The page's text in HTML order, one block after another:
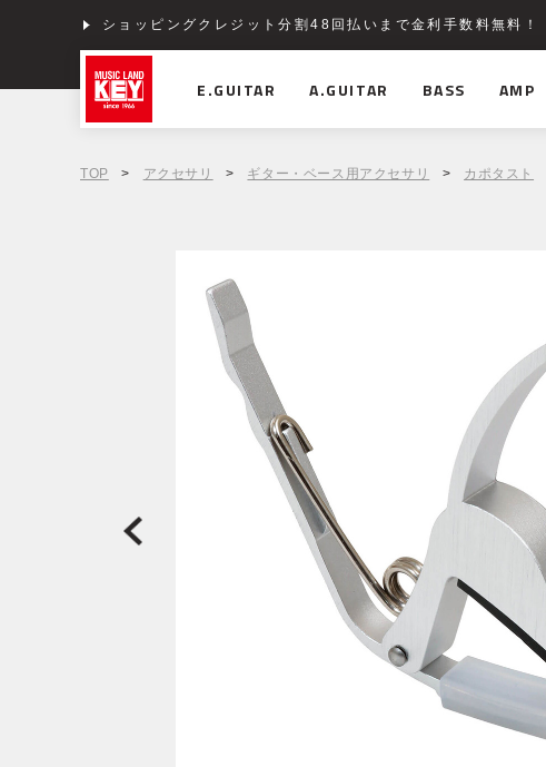
ショッピングクレジット分割48回払いまで金利手数料無料！
E.GUITAR A.GUITAR BASS AMP
TOP > アクセサリ > ギター・ベース用アクセサリ > カポタスト